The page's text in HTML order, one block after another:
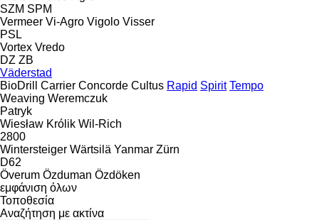
SZM SPM
Vermeer Vi-Agro Vigolo Visser
PSL
Vortex Vredo
DZ ZB
Väderstad
BioDrill
Carrier Concorde Cultus Rapid Spirit Tempo
Weaving Weremczuk
Patryk
Wiesław Królik Wil-Rich
2800
Wintersteiger Wärtsilä Yanmar Zürn
D62
Överum Özduman Özdöken
εμφάνιση όλων
Τοποθεσία
Αναζήτηση με ακτίνα